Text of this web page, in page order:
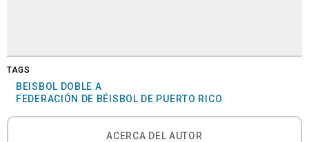
TAGS
BEISBOL DOBLE A
FEDERACIÓN DE BÉISBOL DE PUERTO RICO
ACERCA DEL AUTOR